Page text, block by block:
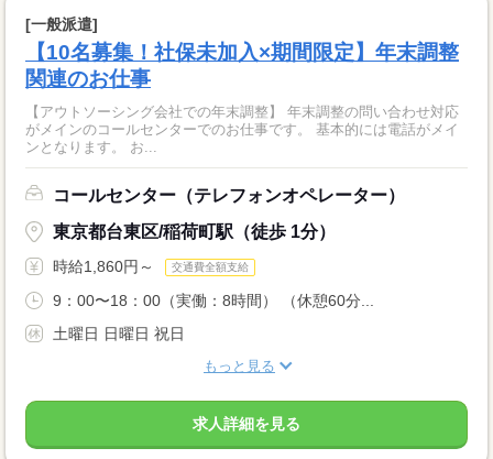
[一般派遣]
【10名募集！社保未加入×期間限定】年末調整
関連のお仕事
【アウトソーシング会社での年末調整】 年末調整の問い合わせ対応
がメインのコールセンターでのお仕事です。 基本的には電話がメイ
ンとなります。 お...
コールセンター（テレフォンオペレーター）
東京都台東区/稲荷町駅（徒歩 1分）
時給1,860円～ 交通費全額支給
9：00〜18：00（実働：8時間） （休憩60分...
土曜日 日曜日 祝日
もっと見る
求人詳細を見る